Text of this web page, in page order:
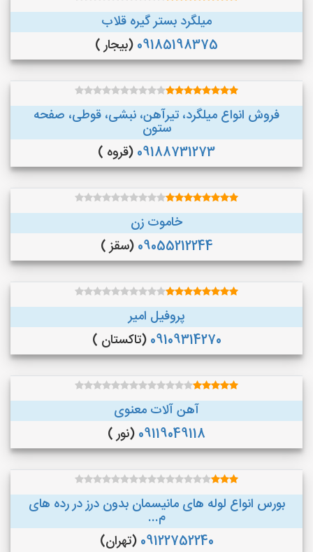
میلگرد بستر گیره قلاب
09185198375 (بیجار )
فروش انواع میلگرد، تیرآهن، نبشی، قوطی، صفحه
ستون
09188731273 (قروه )
خاموت زن
09055212244 (سقز )
پروفیل امیر
09109314270 (تاکستان )
آهن آلات معنوی
09119049118 (نور )
بورس انواع لوله های مانیسمان بدون درز در رده های
م...
09122752240 (تهران)